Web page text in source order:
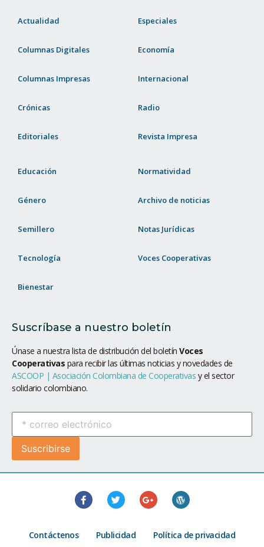
Actualidad
Columnas Digitales
Columnas Impresas
Crónicas
Editoriales
Especiales
Economía
Internacional
Radio
Revista Impresa
Educación
Género
Semillero
Tecnología
Bienestar
Normatividad
Archivo de noticias
Notas Jurídicas
Voces Cooperativas
Suscríbase a nuestro boletín
Únase a nuestra lista de distribución del boletín Voces
Cooperativas para recibir las últimas noticias y novedades de
ASCOOP | Asociación Colombiana de Cooperativas y el sector
solidario colombiano.
Contáctenos Publicidad Política de privacidad